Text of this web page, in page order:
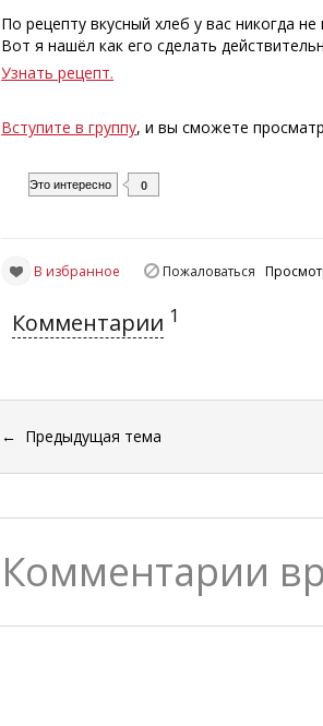
По рецепту вкусный хлеб у вас никогда
Вот я нашёл как его сделать
Узнать рецепт.
Вступите в группу, и вы сможете
Это интересно 0
В избранное Пожаловаться
Комментарии 1
← Предыдущая тема
Комментарии